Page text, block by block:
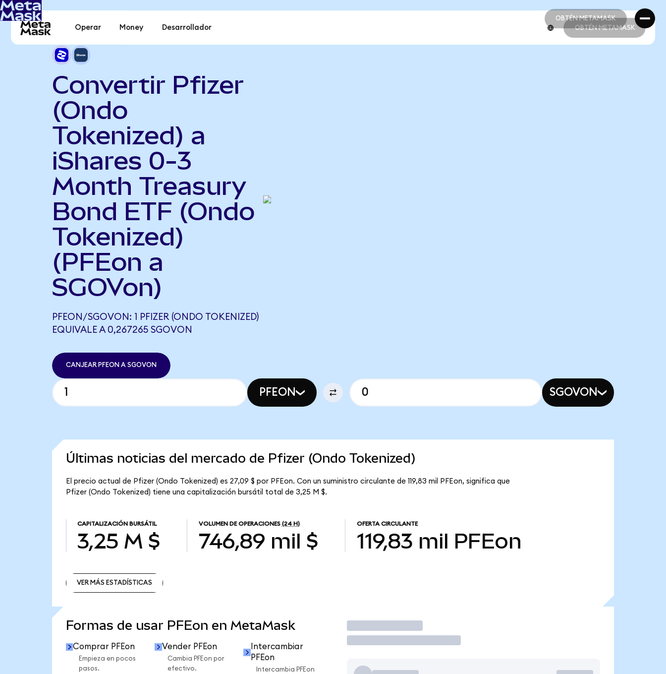
OBTÉN METAMASK
OBTÉN METAMASK
Operar Money Desarrollador OBTÉN METAMASK
Convertir Pfizer
(Ondo
Tokenized) a
iShares 0-3
Month Treasury
Bond ETF (Ondo
Tokenized)
(PFEon a
SGOVon)
PFEON/SGOVON: 1 PFIZER (ONDO TOKENIZED)
EQUIVALE A 0,267265 SGOVON
CANJEAR PFEON A SGOVON
PFEON SGOVON
Últimas noticias del mercado de Pfizer (Ondo Tokenized)
El precio actual de Pfizer (Ondo Tokenized) es 27,09 $ por PFEon. Con un suministro circulante de 119,83 mil PFEon, significa que
Pfizer (Ondo Tokenized) tiene una capitalización bursátil total de 3,25 M $.
CAPITALIZACIÓN BURSÁTIL
3,25 M $
VOLUMEN DE OPERACIONES (24 H)
746,89 mil $
OFERTA CIRCULANTE
119,83 mil PFEon
VER MÁS ESTADÍSTICAS
Formas de usar PFEon en MetaMask
Comprar PFEon
Empieza en pocos
pasos.
Vender PFEon
Cambia PFEon por
efectivo.
Intercambiar
PFEon
Intercambia PFEon
Operar